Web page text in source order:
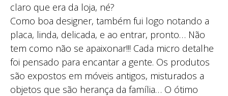
claro que era da loja, né?
Como boa designer, também fui logo notando a
placa, linda, delicada, e ao entrar, pronto… Não
tem como não se apaixonar!!! Cada micro detalhe
foi pensado para encantar a gente. Os produtos
são expostos em móveis antigos, misturados a
objetos que são herança da família… O ótimo